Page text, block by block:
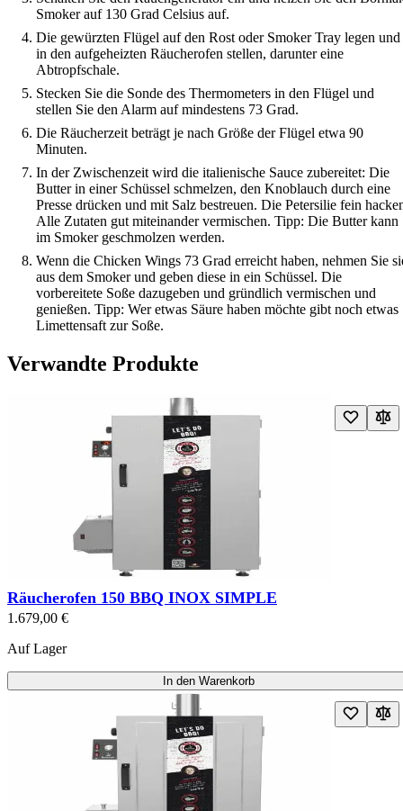
Smoker auf 130 Grad Celsius auf.
Die gewürzten Flügel auf den Rost oder Smoker Tray legen und
in den aufgeheizten Räucherofen stellen, darunter eine
Abtropfschale.
Stecken Sie die Sonde des Thermometers in den Flügel und
stellen Sie den Alarm auf mindestens 73 Grad.
Die Räucherzeit beträgt je nach Größe der Flügel etwa 90
Minuten.
In der Zwischenzeit wird die italienische Sauce zubereitet: Die
Butter in einer Schüssel schmelzen, den Knoblauch durch eine
Presse drücken und mit Salz bestreuen. Die Petersilie fein
Alle Zutaten gut miteinander vermischen. Tipp: Die Butter kann
im Smoker geschmolzen werden.
Wenn die Chicken Wings 73 Grad erreicht haben, nehmen Sie
aus dem Smoker und geben diese in ein Schüssel. Die
vorbereitete Soße dazugeben und gründlich vermischen und
genießen. Tipp: Wer etwas Säure haben möchte gibt noch etwas
Limettensaft zur Soße.
Verwandte Produkte
Navigating through the elements of the carousel is possible using
Drücken Sie, um das Karussell zu überspringen
Press to go to carousel navigation
Räucherofen 150 BBQ INOX SIMPLE
1.679,00 €
Auf Lager
In den Warenkorb